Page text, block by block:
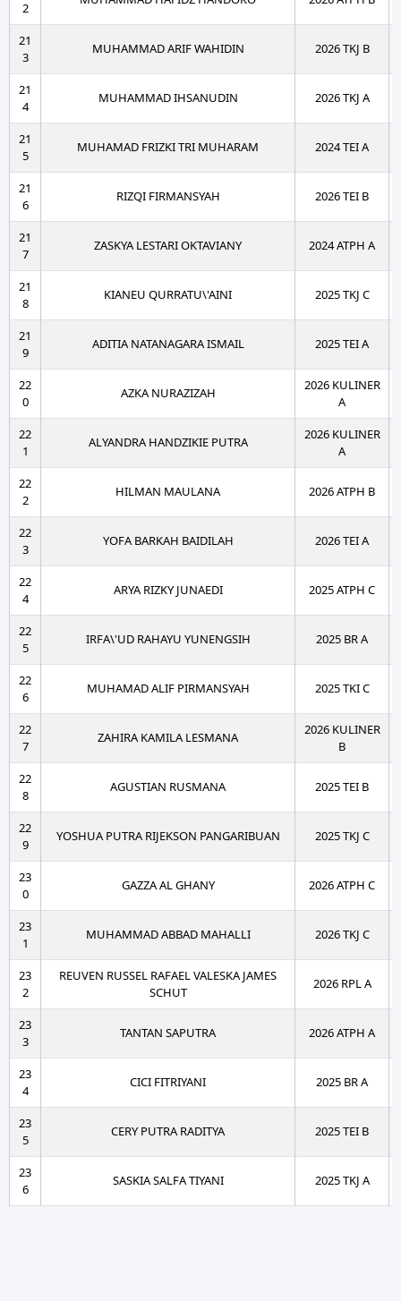
2
21
3
MUHAMMAD ARIF WAHIDIN 2026 TKJ B
21
4
MUHAMMAD IHSANUDIN 2026 TKJ A
21
5
MUHAMAD FRIZKI TRI MUHARAM 2024 TEI A
21
6
RIZQI FIRMANSYAH 2026 TEI B
21
7
ZASKYA LESTARI OKTAVIANY 2024 ATPH A
21
8
KIANEU QURRATU\'AINI 2025 TKJ C
21
9
ADITIA NATANAGARA ISMAIL 2025 TEI A
22
0
AZKA NURAZIZAH
2026 KULINER
A
22
1
ALYANDRA HANDZIKIE PUTRA
2026 KULINER
A
22
2
HILMAN MAULANA 2026 ATPH B
22
3
YOFA BARKAH BAIDILAH 2026 TEI A
22
4
ARYA RIZKY JUNAEDI 2025 ATPH C
22
5
IRFA\'UD RAHAYU YUNENGSIH 2025 BR A
22
6
MUHAMAD ALIF PIRMANSYAH 2025 TKI C
22
7
ZAHIRA KAMILA LESMANA
2026 KULINER
B
22
8
AGUSTIAN RUSMANA 2025 TEI B
22
9
YOSHUA PUTRA RIJEKSON PANGARIBUAN 2025 TKJ C
23
0
GAZZA AL GHANY 2026 ATPH C
23
1
MUHAMMAD ABBAD MAHALLI 2026 TKJ C
23
2
REUVEN RUSSEL RAFAEL VALESKA JAMES
SCHUT
2026 RPL A
23
3
TANTAN SAPUTRA 2026 ATPH A
23
4
CICI FITRIYANI 2025 BR A
23
5
CERY PUTRA RADITYA 2025 TEI B
23
6
SASKIA SALFA TIYANI 2025 TKJ A